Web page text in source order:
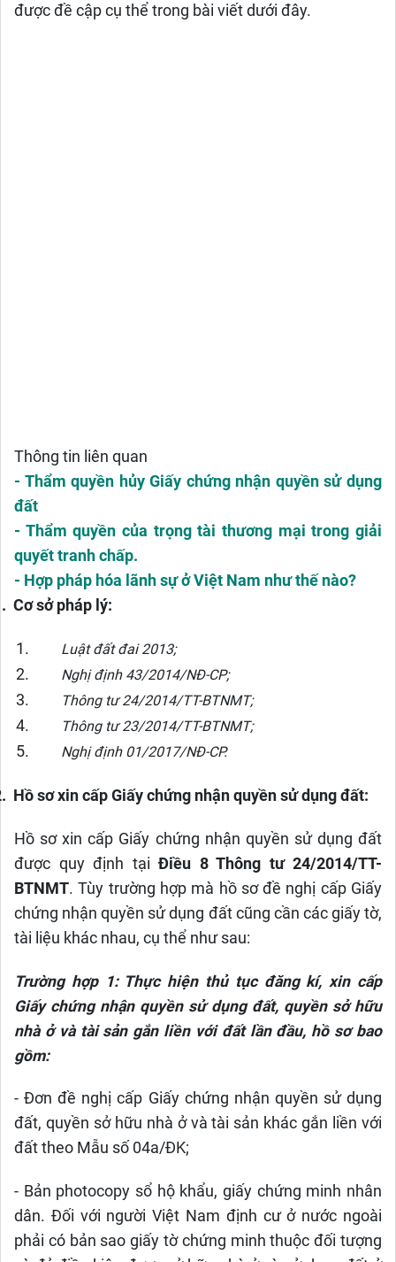
được đề cập cụ thể trong bài viết dưới đây.
Thông tin liên quan
- Thẩm quyền hủy Giấy chứng nhận quyền sử dụng
đất
- Thẩm quyền của trọng tài thương mại trong giải
quyết tranh chấp.
- Hợp pháp hóa lãnh sự ở Việt Nam như thế nào?
Cơ sở pháp lý:
Luật đất đai 2013;
Nghị định 43/2014/NĐ-CP;
Thông tư 24/2014/TT-BTNMT;
Thông tư 23/2014/TT-BTNMT;
Nghị định 01/2017/NĐ-CP.
Hồ sơ xin cấp Giấy chứng nhận quyền sử dụng đất:
Hồ sơ xin cấp Giấy chứng nhận quyền sử dụng đất
được quy định tạiĐiều 8 Thông tư 24/2014/TT-
BTNMT. Tùy trường hợp mà hồ sơ đề nghị cấp Giấy
chứng nhận quyền sử dụng đất cũng cần các giấy tờ,
tài liệu khác nhau, cụ thể như sau:
Trường hợp 1: Thực hiện thủ tục đăng kí, xin cấp
Giấy chứng nhận quyền sử dụng đất, quyền sở hữu
nhà ở và tài sản gắn liền với đất lần đầu, hồ sơ bao
gồm:
-Đơn đề nghị cấp Giấy chứng nhận quyền sử dụng
đất, quyền sở hữu nhà ở và tài sản khác gắn liền với
đất theo Mẫu số 04a/ĐK;
- Bản photocopy sổ hộ khẩu, giấy chứng minh nhân
dân. Đối với người Việt Nam định cư ở nước ngoài
phải có bản sao giấy tờ chứng minh thuộc đối tượng